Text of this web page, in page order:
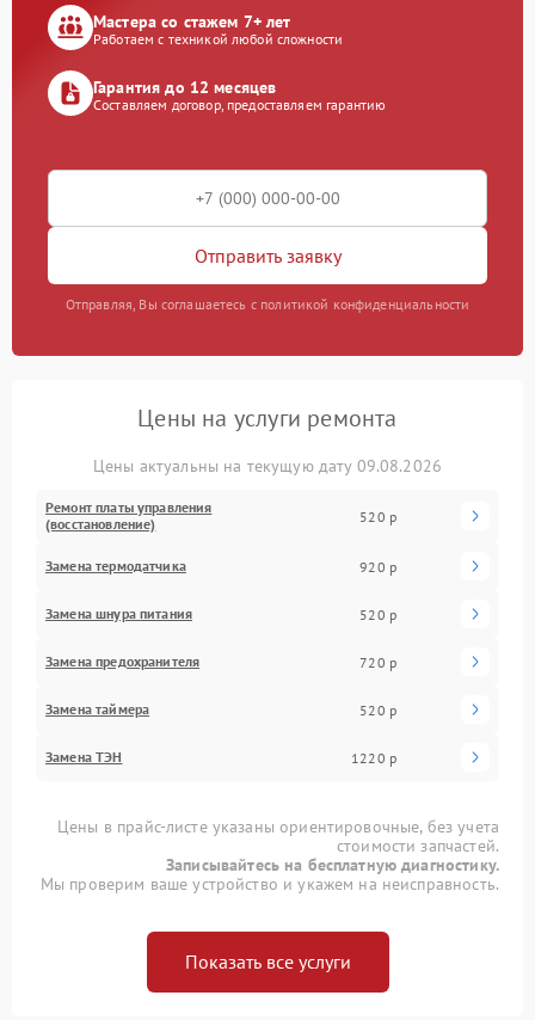
Мастера со стажем 7+ лет
Работаем с техникой любой сложности
Гарантия до 12 месяцев
Составляем договор, предоставляем гарантию
Отправить заявку
Отправляя, Вы соглашаетесь с политикой конфиденциальности
Цены на услуги ремонта
Цены актуальны на текущую дату 09.08.2026
Ремонт платы управления
(восстановление)
520 р
Замена термодатчика 920 р
Замена шнура питания 520 р
Замена предохранителя 720 р
Замена таймера 520 р
Замена ТЭН 1220 р
Цены в прайс-листе указаны ориентировочные, без учета
стоимости запчастей.
Записывайтесь на бесплатную диагностику.
Мы проверим ваше устройство и укажем на неисправность.
Показать все услуги